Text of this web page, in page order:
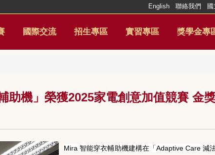
國際交流 招生專區 實習專區 獎學金專
English 聯絡我們
機」榮獲2025家電創意加值競賽 金
Mira 智能穿衣輔助機建構在「Adaptive Care 減